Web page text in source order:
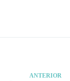
ANTERIOR